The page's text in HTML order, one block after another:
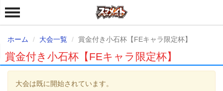
ホーム 大会一覧 賞金付き小石杯【FEキャラ限定杯】
賞金付き小石杯【FEキャラ限定杯】
大会は既に開始されています。